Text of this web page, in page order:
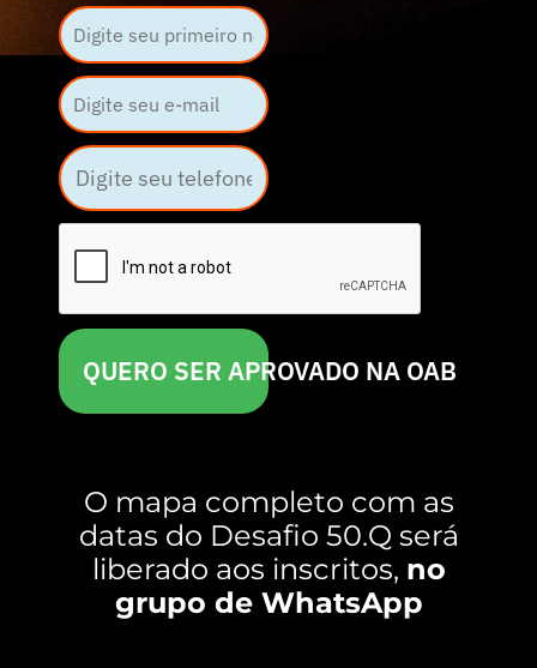
QUERO SER APROVADO NA OAB
O mapa completo com as
datas do Desafio 50.Q será
liberado aos inscritos, no
grupo de WhatsApp